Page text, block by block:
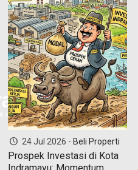
24 Jul 2026 - Beli Properti
Prospek Investasi di Kota
Indramayu: Momentum